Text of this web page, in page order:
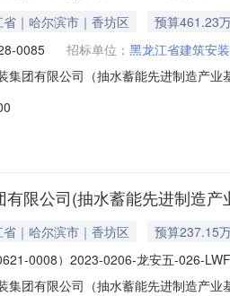
｜哈尔滨市｜香坊区
预算461.23
0085 招标单位： 黑龙江省建筑安
集团有限公司（抽水蓄能先进制造产
求：工程类劳务分包五、采购人：黑
有限公司(抽水蓄能先进制造
｜哈尔滨市｜香坊区
预算237.15
0008）2023-0206-龙安五-026-
集团有限公司（抽水蓄能先进制造产